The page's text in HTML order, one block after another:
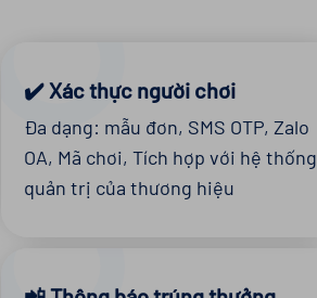
✔️ Xác thực người chơi
Đa dạng: mẫu đơn, SMS OTP, Zalo
OA, Mã chơi, Tích hợp với hệ thống
quản trị của thương hiệu